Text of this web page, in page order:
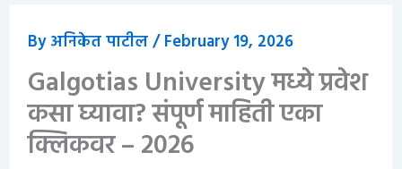
Byअनिकेत पाटील/February 19, 2026
Galgotias University मध्ये प्रवेश
कसा घ्यावा? संपूर्ण माहिती एका
क्लिकवर – 2026